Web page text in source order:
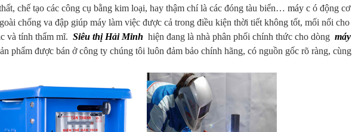
chế tạo các công cụ bằng kim loại, hay thậm chí là các đóng tàu biển… máy c ó động cơ
chống va đập giúp máy làm việc được cả trong điều kiện thời tiết không tốt, mối nối cho
và tính thẩm mĩ. Siêu thị Hải Minh hiện đang là nhà phân phối chính thức cho dòng
phẩm được bán ở công ty chúng tôi luôn đảm bảo chính hãng, có nguồn gốc rõ ràng,